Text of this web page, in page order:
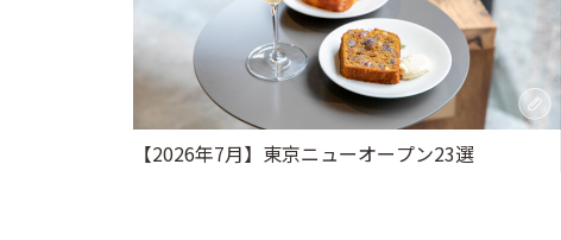
【2026年7月】東京ニューオープン23選